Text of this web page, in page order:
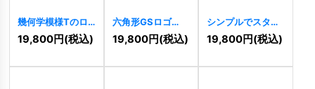
幾何学模様Tのロ
ゴ 5408]
19,800円(税込)
六角形GSロゴ
[5353]
19,800円(税込)
シンプルでスタイ
リッシュなNDのロ
ゴ [ 4098 ]
19,800円(税込)